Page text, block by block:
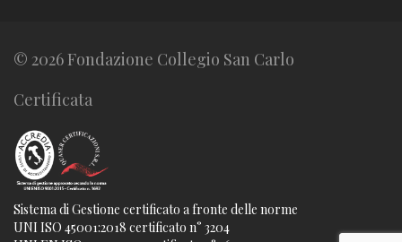
© 2026 Fondazione Collegio San Carlo
Certificata
Sistema di Gestione certificato a fronte delle norme
UNI ISO 45001:2018 certificato n° 3204